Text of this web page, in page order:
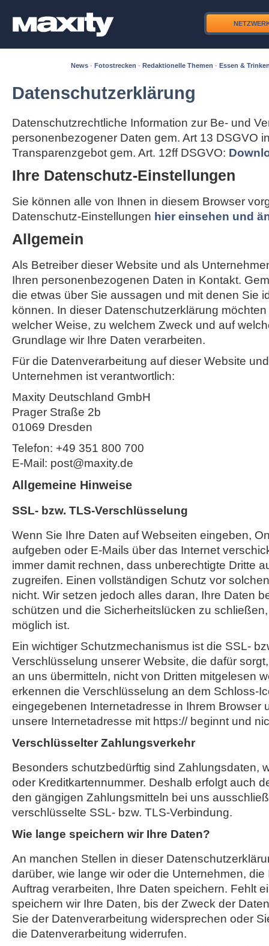
News · Fotostrecken · Redaktionelle Themen · Essen &
Datenschutzerklärung
Datenschutzrechtliche Information zur Be- und
personenbezogener Daten gem. Art 13 DSGVO
Transparenzgebot gem. Art. 12ff DSGVO:
Ihre Datenschutz-Einstellungen
Sie können alle von Ihnen in diesem Browser
Datenschutz-Einstellungen hier einsehen und
Allgemein
Als Betreiber dieser Website und als
Ihren personenbezogenen Daten in Kontakt.
die etwas über Sie aussagen und mit denen Sie
können. In dieser Datenschutzerklärung
welcher Weise, zu welchem Zweck und auf
Grundlage wir Ihre Daten verarbeiten.
Für die Datenverarbeitung auf dieser Website
Unternehmen ist verantwortlich:
Maxity Deutschland GmbH
Prager Straße 2b
01069 Dresden
Telefon: +49 351 800 700
E-Mail: post@maxity.de
Allgemeine Hinweise
SSL- bzw. TLS-Verschlüsselung
Wenn Sie Ihre Daten auf Webseiten eingeben,
aufgeben oder E-Mails über das Internet
immer damit rechnen, dass unberechtigte Dritte
zugreifen. Einen vollständigen Schutz vor
nicht. Wir setzen jedoch alles daran, Ihre Daten
schützen und die Sicherheitslücken zu
möglich ist.
Ein wichtiger Schutzmechanismus ist die SSL-
Verschlüsselung unserer Website, die dafür
an uns übermitteln, nicht von Dritten mitgelesen
erkennen die Verschlüsselung an dem Schloss-
eingegebenen Internetadresse in Ihrem Browser
unsere Internetadresse mit https:// beginnt und
Verschlüsselter Zahlungsverkehr
Besonders schutzbedürftig sind Zahlungsdaten,
oder Kreditkartennummer. Deshalb erfolgt auch
den gängigen Zahlungsmitteln bei uns
verschlüsselte SSL- bzw. TLS-Verbindung.
Wie lange speichern wir Ihre Daten?
An manchen Stellen in dieser
darüber, wie lange wir oder die Unternehmen,
Auftrag verarbeiten, Ihre Daten speichern. Fehlt
speichern wir Ihre Daten, bis der Zweck der
Sie der Datenverarbeitung widersprechen oder
die Datenverarbeitung widerrufen.